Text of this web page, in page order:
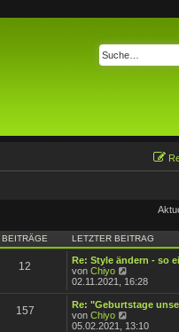
BEITRÄGE LETZTER BEITRAG
12
Re: Style ändern - so
von Chiyo
e
e
t
02.11.2021, 16:28
157
Re: "Geburtstage
von Chiyo
e
05.02.2021, 13:10